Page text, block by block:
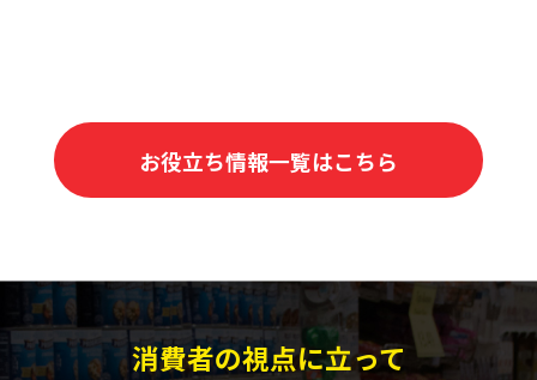
お役立ち情報一覧はこちら
消費者の視点に立って